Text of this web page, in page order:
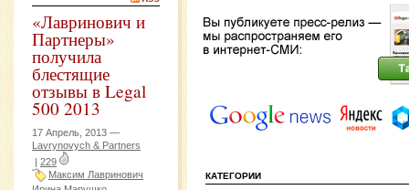
«Лавринович и
Партнеры»
получила
блестящие
отзывы в Legal
500 2013
17 Апрель, 2013 —
Lavrynovych & Partners
| 229
Максим Лавринович
КАТЕГОРИИ